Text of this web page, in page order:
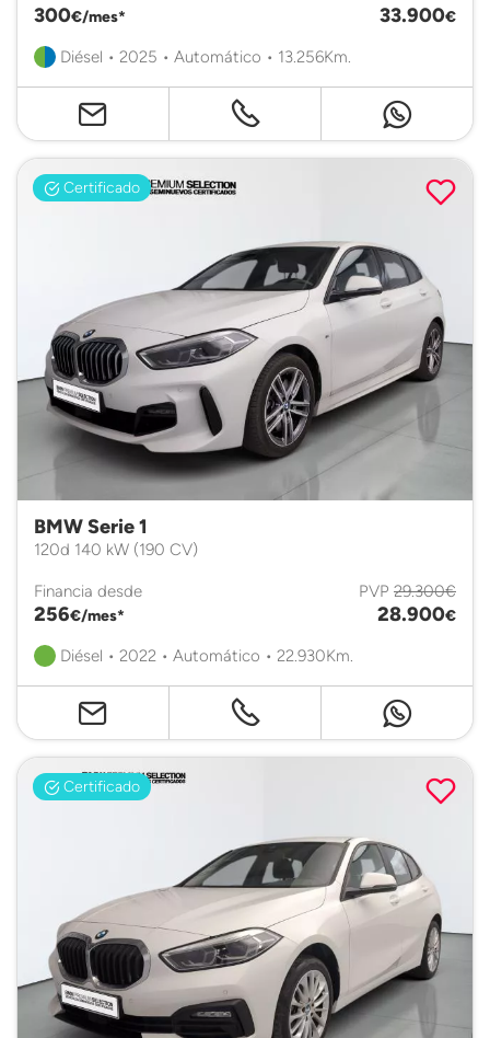
300€/mes* 33.900€
Diésel • 2025 • Automático • 13.256Km.
Certificado
BMW Serie 1
120d 140 kW (190 CV)
Financia desde
256€/mes*
PVP 29.300€
28.900€
Diésel • 2022 • Automático • 22.930Km.
Certificado